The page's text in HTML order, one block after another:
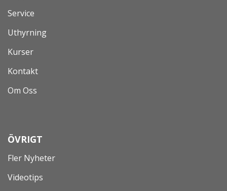
Service
Uthyrning
Kurser
Kontakt
Om Oss
ÖVRIGT
Fler Nyheter
Videotips